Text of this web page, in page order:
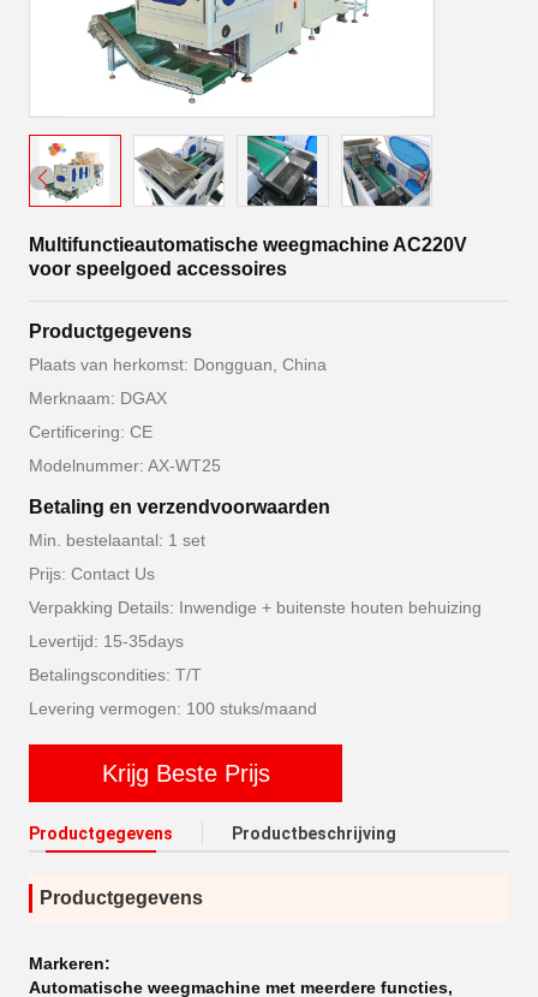
Multifunctieautomatische weegmachine AC220V
voor speelgoed accessoires
Productgegevens
Plaats van herkomst: Dongguan, China
Merknaam: DGAX
Certificering: CE
Modelnummer: AX-WT25
Betaling en verzendvoorwaarden
Min. bestelaantal: 1 set
Prijs: Contact Us
Verpakking Details: Inwendige + buitenste houten behuizing
Levertijd: 15-35days
Betalingscondities: T/T
Levering vermogen: 100 stuks/maand
Krijg Beste Prijs
Productgegevens Productbeschrijving
Productgegevens
Markeren:
Automatische weegmachine met meerdere functies,